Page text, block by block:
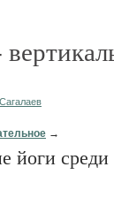
→
йоги среди